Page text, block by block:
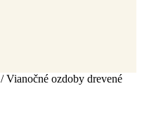
/ Vianočné ozdoby drevené